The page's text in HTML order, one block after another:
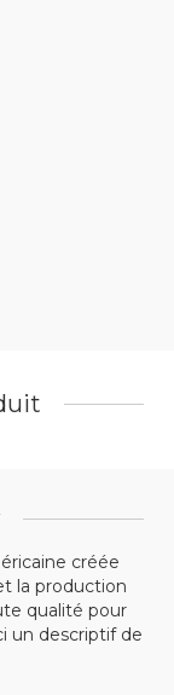
créée
la production
qualité pour
un descriptif de